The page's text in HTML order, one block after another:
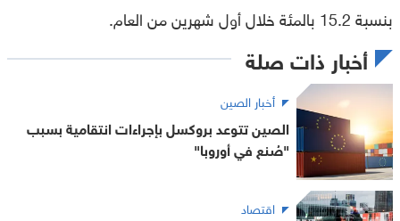
بنسبة 15.2 بالمئة خلال أول شهرين من العام.
أخبار ذات صلة
أخبار الصين
الصين تتوعد بروكسل بإجراءات انتقامية بسبب
"صُنع في أوروبا"
اقتصاد